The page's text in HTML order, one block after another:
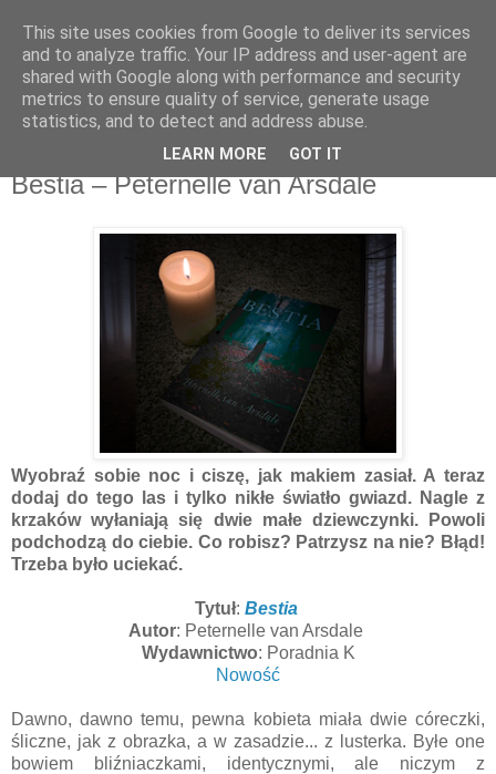
Recenzje na widelcu
Portal kulturalny - książki, recenzje, inspiracje, konkursy.
niedziela, 14 kwietnia 2019
Bestia – Peternelle van Arsdale
Wyobraź sobie noc i ciszę, jak makiem zasiał. A teraz
dodaj do tego las i tylko nikłe światło gwiazd. Nagle z
krzaków wyłaniają się dwie małe dziewczynki. Powoli
podchodzą do ciebie. Co robisz? Patrzysz na nie? Błąd!
Trzeba było uciekać.
Tytuł: Bestia
Autor: Peternelle van Arsdale
Wydawnictwo: Poradnia K
Nowość
Dawno, dawno temu, pewna kobieta miała dwie córeczki,
śliczne, jak z obrazka, a w zasadzie... z lusterka. Byłe one
bowiem bliźniaczkami, identycznymi, ale niczym z
This site uses cookies from Google to deliver its services
and to analyze traffic. Your IP address and user-agent are
shared with Google along with performance and security
metrics to ensure quality of service, generate usage
statistics, and to detect and address abuse.
LEARN MORE GOT IT